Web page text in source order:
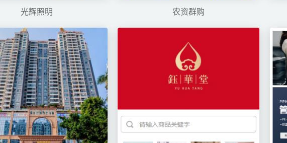
光辉照明 农资群购